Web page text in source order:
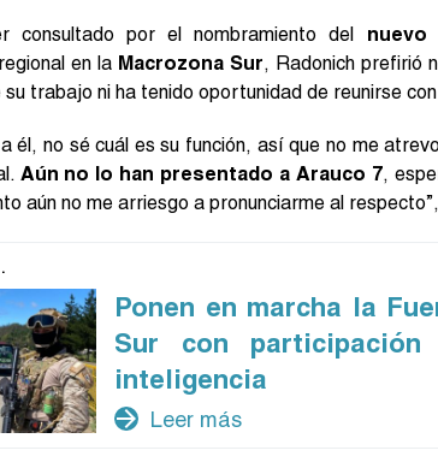
consultado por el nombramiento del nuevo
en la Macrozona Sur, Radonich prefirió
su trabajo ni ha tenido oportunidad de reunirse
él, no sé cuál es su función, así que no me
Aún no lo han presentado a Arauco 7,
aún no me arriesgo a pronunciarme al
Ponen en marcha la
Sur con
inteligencia
arrow_forward Leer más